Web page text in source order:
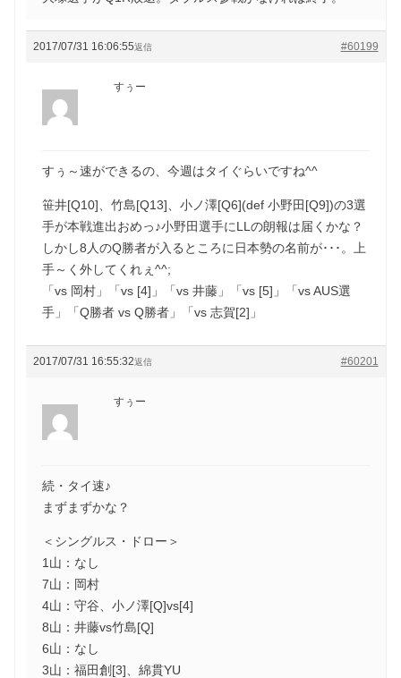
2017/07/31 16:06:55 #60199
返信
すぅー
すぅ～速ができるの、今週はタイぐらいですね^^
笹井[Q10]、竹島[Q13]、小ノ澤[Q6](def 小野田[Q9])の3選
手が本戦進出おめっ♪小野田選手にLLの朗報は届くかな？
しかし8人のQ勝者が入るところに日本勢の名前が･･･。上
手～く外してくれぇ^^;
「vs 岡村」「vs [4]」「vs 井藤」「vs [5]」「vs AUS選
手」「Q勝者 vs Q勝者」「vs 志賀[2]」
2017/07/31 16:55:32 #60201
返信
すぅー
続・タイ速♪
まずまずかな？
＜シングルス・ドロー＞
1山：なし
7山：岡村
4山：守谷、小ノ澤[Q]vs[4]
8山：井藤vs竹島[Q]
6山：なし
3山：福田創[3]、綿貫YU